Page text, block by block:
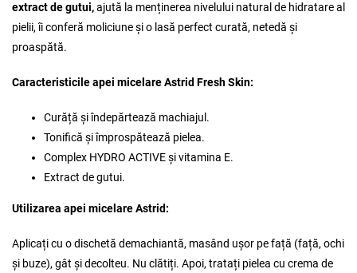
extract de gutui,ajută la menținerea nivelului natural de hidratare al
pielii, îi conferă moliciune și o lasă perfect curată, netedă și
proaspătă.
Caracteristicile apei micelare Astrid Fresh Skin:
Curăță și îndepărtează machiajul.
Tonifică și împrospătează pielea.
Complex HYDRO ACTIVE și vitamina E.
Extract de gutui.
Utilizarea apei micelare Astrid:
Aplicați cu o dischetă demachiantă, masând ușor pe față (față, ochi
și buze), gât și decolteu. Nu clătiți. Apoi, tratați pielea cu crema de